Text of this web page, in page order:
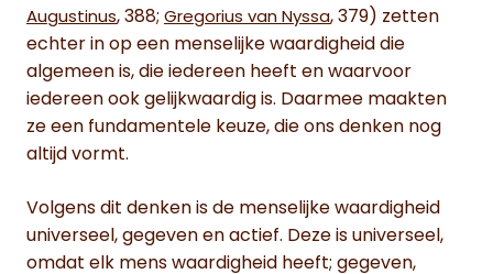
Augustinus, 388; Gregorius van Nyssa, 379) zetten
echter in op een menselijke waardigheid die
algemeen is, die iedereen heeft en waarvoor
iedereen ook gelijkwaardig is. Daarmee maakten
ze een fundamentele keuze, die ons denken nog
altijd vormt.
Volgens dit denken is de menselijke waardigheid
universeel, gegeven en actief. Deze is universeel,
omdat elk mens waardigheid heeft; gegeven,